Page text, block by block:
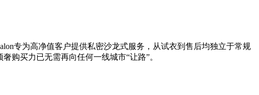
专为高净值客户提供私密沙龙式服务，从试衣到售后均独立于常规
购买力已无需再向任何一线城市“让路”。